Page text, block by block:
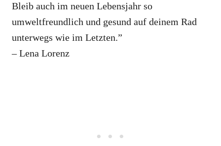
Bleib auch im neuen Lebensjahr so
umweltfreundlich und gesund auf deinem Rad
unterwegs wie im Letzten.”
– Lena Lorenz